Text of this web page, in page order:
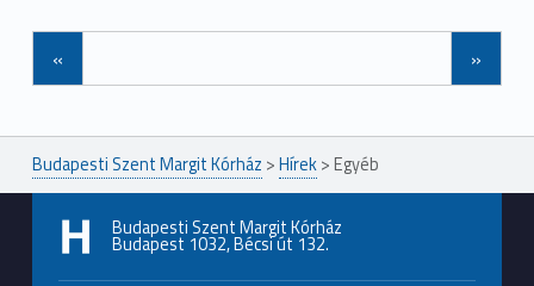
« »
Budapesti Szent Margit Kórház >Hírek> Egyéb
Budapesti Szent Margit Kórház
Budapest 1032, Bécsi út 132.